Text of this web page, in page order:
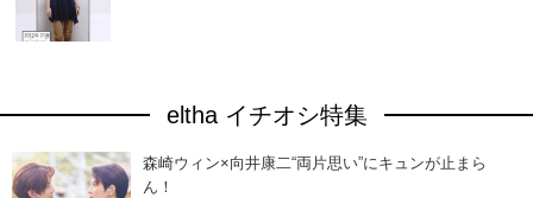
eltha イチオシ特集
森崎ウィン×向井康二“両片思い”にキュンが止まら
ん！